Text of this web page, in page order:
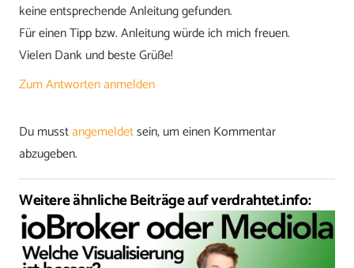
keine entsprechende Anleitung gefunden.
Für einen Tipp bzw. Anleitung würde ich mich freuen.
Vielen Dank und beste Grüße!
Zum Antworten anmelden
Du musstangemeldetsein, um einen Kommentar
abzugeben.
Weitere ähnliche Beiträge auf verdrahtet.info: